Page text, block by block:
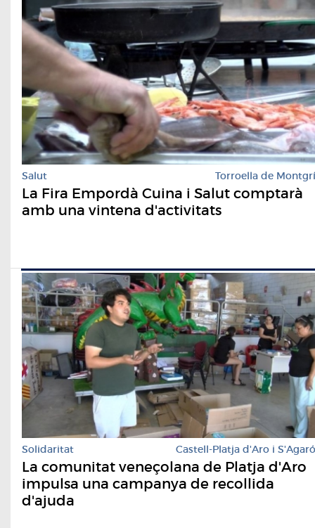
Salut Torroella de Montgrí
La Fira Empordà Cuina i Salut comptarà
amb una vintena d'activitats
Solidaritat Castell-Platja d'Aro i S'Agaró
La comunitat veneçolana de Platja d'Aro
impulsa una campanya de recollida
d'ajuda